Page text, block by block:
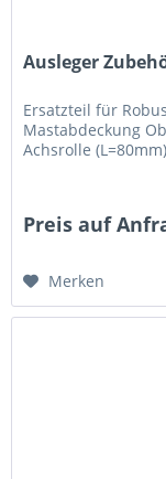
Ausleger
Ersatzteil für
Mastabdeckung
Achsrolle
Preis auf
Merken